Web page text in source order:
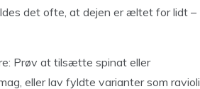
det ofte, at dejen er æltet for lidt –
Prøv at tilsætte spinat eller
eller lav fyldte varianter som ravioli